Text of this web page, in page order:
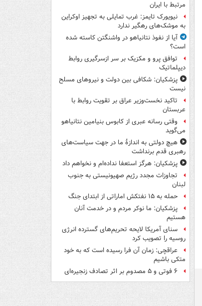
مرتبط با ایران
نیویورک تایمز: غرب تمایلی به تجهیز اوکراین
به موشک‌های رهگیر ندارد
آیا از نفوذ نتانیاهو در واشنگتن کاسته شده
است؟
توافق پرو و مکزیک بر سر ازسرگیری روابط
دیپلماتیک
پزشکیان: شکافی بین دولت و نیروهای مسلح
نیست
تاکید نخست‌وزیر عراق بر تقویت روابط با
عربستان
وقتی رسانه عبری از کابوس بنیامین نتانیاهو
می‌گوید
هیچ دولتی به اندازۀ ما در جهت سیاست‌های
رهبری قدم برنداشت
پزشکیان: هرگز استعفا نداده‌ام و نخواهم داد
تجاوزات مجدد رژیم صهیونیستی به جنوب
لبنان
حمله به ۱۵ نفتکش‌ اماراتی از ابتدای جنگ
پزشکیان: ما نوکر مردم و در خدمت آنان
هستیم
سنای آمریکا لایحه تحریم‌های گسترده انرژی
روسیه را تصویب کرد
عراقچی: زمان آن فرا رسیده است که به خود
متکی باشیم
۶ فوتی و ۵ مصدوم بر اثر تصادف زنجیره‌ای